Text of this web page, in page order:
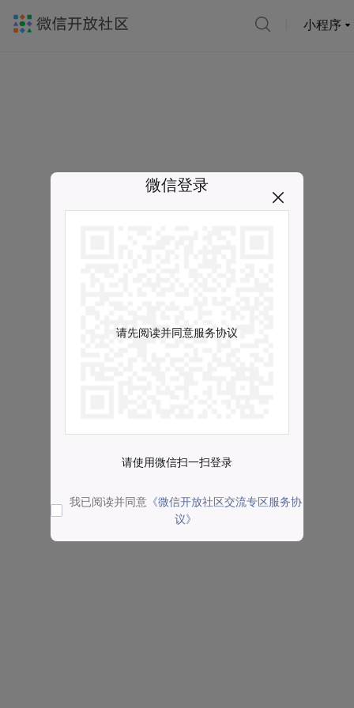
小程序
微信登录
请先阅读并同意服务协议
请使用微信扫一扫登录
我已阅读并同意 《微信开放社区交流专区服务协
议》